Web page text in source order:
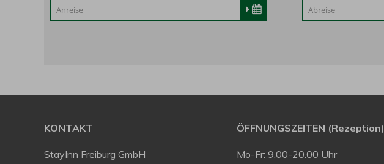
KONTAKT
StayInn Freiburg GmbH
ÖFFNUNGSZEITEN (Rezeption)
Mo-Fr: 9.00-20.00 Uhr